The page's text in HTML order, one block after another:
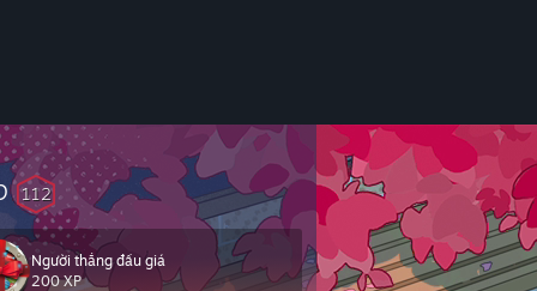
112
Người thắng đấu giá
200 XP